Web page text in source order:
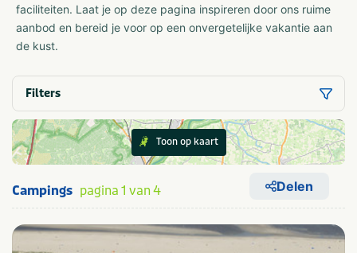
faciliteiten. Laat je op deze pagina inspireren door ons ruime
aanbod en bereid je voor op een onvergetelijke vakantie aan
de kust.
Filters
Toon op kaart
Campings pagina 1 van 4 Delen